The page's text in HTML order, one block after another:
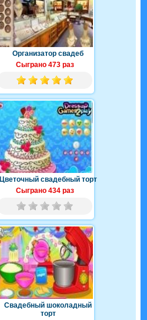
Организатор свадеб
Сыграно 473 раз
Цветочный свадебный торт
Сыграно 434 раз
Свадебный шоколадный
торт